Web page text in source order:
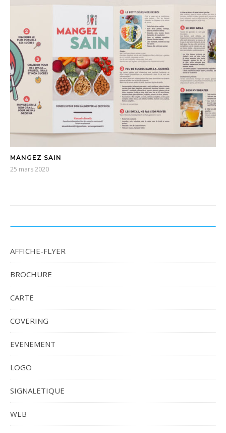
MANGEZ SAIN
25 mars 2020
AFFICHE-FLYER
BROCHURE
CARTE
COVERING
EVENEMENT
LOGO
SIGNALETIQUE
WEB